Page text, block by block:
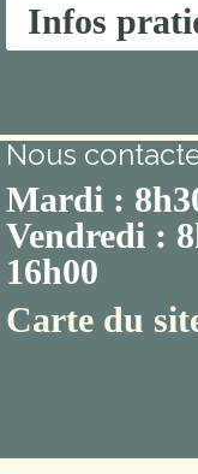
Infos
Nous
Mardi :
Vendredi :
16h00
Carte du